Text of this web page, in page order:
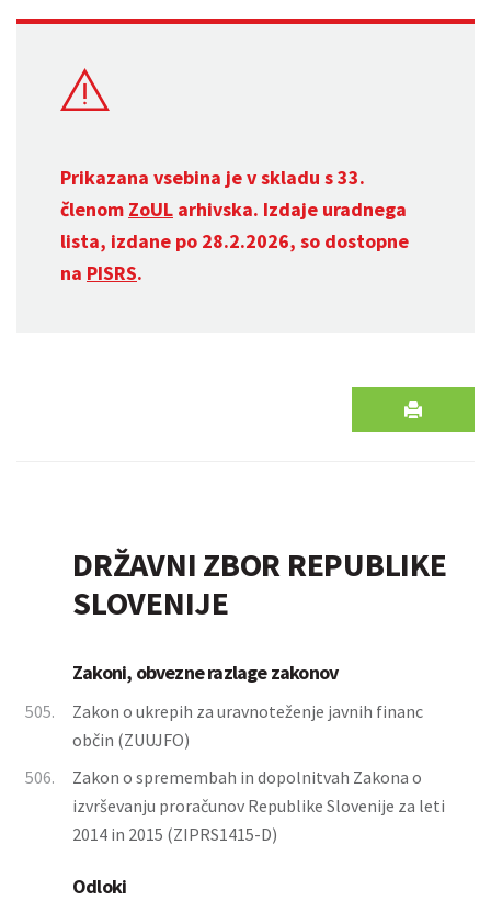
Prikazana vsebina je v skladu s 33.
členom ZoUL arhivska. Izdaje uradnega
lista, izdane po 28.2.2026, so dostopne
na PISRS.
DRŽAVNI ZBOR REPUBLIKE
SLOVENIJE
Zakoni, obvezne razlage zakonov
505.
Zakon o ukrepih za uravnoteženje javnih financ
občin (ZUUJFO)
506.
Zakon o spremembah in dopolnitvah Zakona o
izvrševanju proračunov Republike Slovenije za leti
2014 in 2015 (ZIPRS1415-D)
Odloki